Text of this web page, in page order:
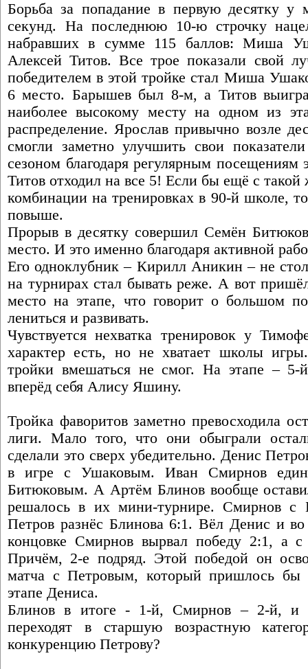
Борьба за попадание в первую десятку
секунд. На последнюю 10-ю строчку
набравших в сумме 115 баллов: Миша
Алексей Титов. Все трое показали свой
победителем в этой тройке стал Миша
6 место. Барышев был 8-м, а Титов
наиболее высокому месту на одном из
распределение. Ярослав привычно возле
смогли заметно улучшить свои
сезоном благодаря регулярным посещениям
Титов отходил на все 5! Если бы ещё с такой
комбинации на тренировках в 90-й школе,
повыше.
Прорыв в десятку совершил Семён
место. И это именно благодаря активной
Его одноклубник – Кирилл Аникин – не
на турнирах стал бывать реже. А вот
место на этапе, что говорит о большом
лениться и развивать.
Чувствуется нехватка тренировок у
характер есть, но не хватает школы
тройки вмешаться не смог. На этапе – 5-
вперёд себя Алису Яшину.
Тройка фаворитов заметно превосходила
лиги. Мало того, что они обыграли
сделали это сверх убедительно. Денис
в игре с Ушаковым. Иван Смирнов
Битюковым. А Артём Блинов вообще
решалось в их мини-турнире. Смирнов с
Петров разнёс Блинова 6:1. Вёл Денис и
концовке Смирнов вырвал победу 2:1, а
Причём, 2-е подряд. Этой победой он
матча с Петровым, который пришлось бы
этапе Дениса.
Блинов в итоге - 1-й, Смирнов – 2-й, и
переходят в старшую возрастную
конкуренцию Петрову?